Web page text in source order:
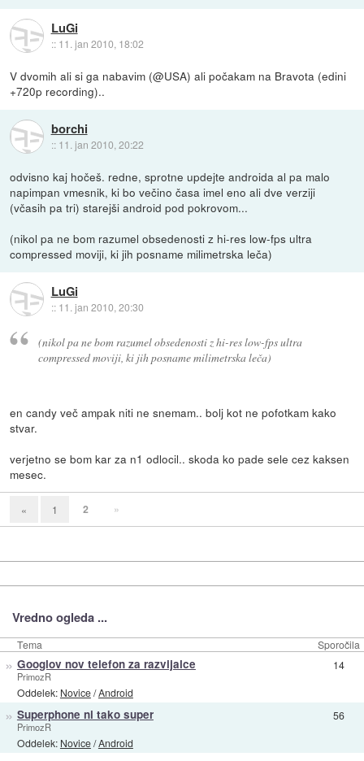
LuGi
:: 11. jan 2010, 18:02
V dvomih ali si ga nabavim (@USA) ali počakam na Bravota (edini
+720p recording)..
borchi
:: 11. jan 2010, 20:22
odvisno kaj hočeš. redne, sprotne updejte androida al pa malo
napimpan vmesnik, ki bo večino časa imel eno ali dve verziji
(včasih pa tri) starejši android pod pokrovom...
(nikol pa ne bom razumel obsedenosti z hi-res low-fps ultra
compressed moviji, ki jih posname milimetrska leča)
LuGi
:: 11. jan 2010, 20:30
(nikol pa ne bom razumel obsedenosti z hi-res low-fps ultra
compressed moviji, ki jih posname milimetrska leča)
en candy več ampak niti ne snemam.. bolj kot ne pofotkam kako
stvar.
verjetno se bom kar za n1 odlocil.. skoda ko pade sele cez kaksen
mesec.
« 1 2 »
Vredno ogleda ...
Tema Sporočila
» Googlov nov telefon za razvijalce
PrimozR
Oddelek: Novice/Android
14
» Superphone ni tako super
PrimozR
Oddelek: Novice/Android
56